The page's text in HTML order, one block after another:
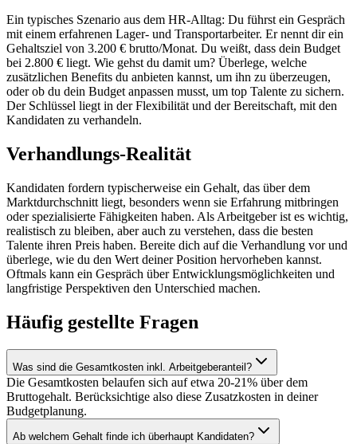
Ein typisches Szenario aus dem HR-Alltag: Du führst ein Gespräch
mit einem erfahrenen Lager- und Transportarbeiter. Er nennt dir ein
Gehaltsziel von 3.200 € brutto/Monat. Du weißt, dass dein Budget
bei 2.800 € liegt. Wie gehst du damit um? Überlege, welche
zusätzlichen Benefits du anbieten kannst, um ihn zu überzeugen,
oder ob du dein Budget anpassen musst, um top Talente zu sichern.
Der Schlüssel liegt in der Flexibilität und der Bereitschaft, mit den
Kandidaten zu verhandeln.
Verhandlungs-Realität
Kandidaten fordern typischerweise ein Gehalt, das über dem
Marktdurchschnitt liegt, besonders wenn sie Erfahrung mitbringen
oder spezialisierte Fähigkeiten haben. Als Arbeitgeber ist es wichtig,
realistisch zu bleiben, aber auch zu verstehen, dass die besten
Talente ihren Preis haben. Bereite dich auf die Verhandlung vor und
überlege, wie du den Wert deiner Position hervorheben kannst.
Oftmals kann ein Gespräch über Entwicklungsmöglichkeiten und
langfristige Perspektiven den Unterschied machen.
Häufig gestellte Fragen
Was sind die Gesamtkosten inkl. Arbeitgeberanteil?
Die Gesamtkosten belaufen sich auf etwa 20-21% über dem
Bruttogehalt. Berücksichtige also diese Zusatzkosten in deiner
Budgetplanung.
Ab welchem Gehalt finde ich überhaupt Kandidaten?